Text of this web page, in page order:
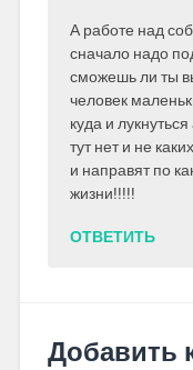
А работе над
сначало надо
сможешь ли ты
человек
куда и
тут нет и не
и направят по
жизни!!!!!
ОТВЕТИТЬ
Добавить